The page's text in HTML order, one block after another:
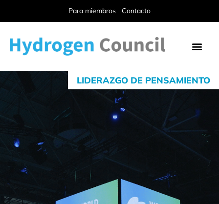
Para miembros Contacto
LIDERAZGO DE PENSAMIENTO